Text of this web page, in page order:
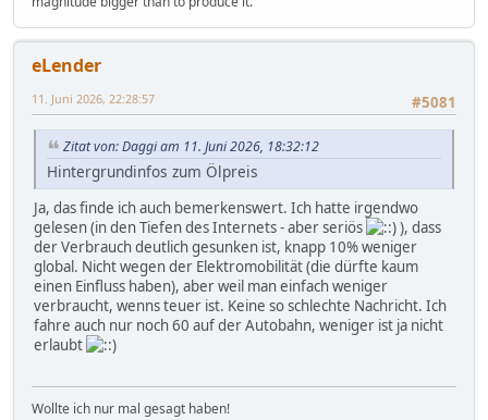
eLender
#5081
11. Juni 2026, 22:28:57
Zitat von: Daggi am 11. Juni 2026, 18:32:12
Hintergrundinfos zum Ölpreis
Ja, das finde ich auch bemerkenswert. Ich hatte irgendwo
gelesen (in den Tiefen des Internets - aber seriös
), dass
der Verbrauch deutlich gesunken ist, knapp 10% weniger
global. Nicht wegen der Elektromobilität (die dürfte kaum
einen Einfluss haben), aber weil man einfach weniger
verbraucht, wenns teuer ist. Keine so schlechte Nachricht. Ich
fahre auch nur noch 60 auf der Autobahn, weniger ist ja nicht
erlaubt
Wollte ich nur mal gesagt haben!